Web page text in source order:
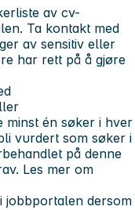
av cv-
Ta kontakt med
av sensitiv eller
har rett på å gjøre
minst én søker i hver
vurdert som søker i
på denne
Les mer om
jobbportalen dersom